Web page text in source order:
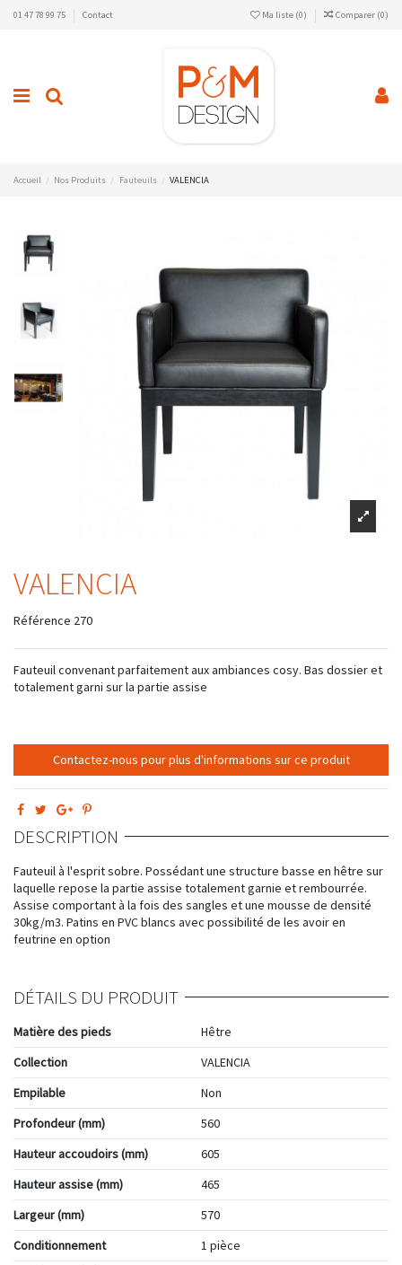
01 47 78 99 75 Contact Ma liste (0) Comparer (0)
Accueil Nos Produits Fauteuils VALENCIA
VALENCIA
Référence 270
Fauteuil convenant parfaitement aux ambiances cosy. Bas dossier et
totalement garni sur la partie assise
Contactez-nous pour plus d'informations sur ce produit
DESCRIPTION
Fauteuil à l'esprit sobre. Possédant une structure basse en hêtre sur
laquelle repose la partie assise totalement garnie et rembourrée.
Assise comportant à la fois des sangles et une mousse de densité
30kg/m3. Patins en PVC blancs avec possibilité de les avoir en
feutrine en option
DÉTAILS DU PRODUIT
Matière des pieds
Hêtre
Collection
VALENCIA
Empilable
Non
Profondeur (mm)
560
Hauteur accoudoirs (mm)
605
Hauteur assise (mm)
465
Largeur (mm)
570
Conditionnement
1 pièce